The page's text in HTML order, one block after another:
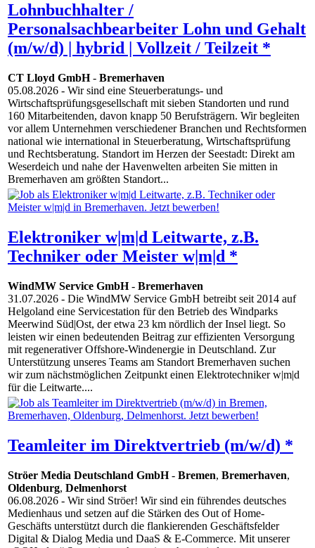
Lohnbuchhalter /
Personalsachbearbeiter Lohn und Gehalt
(m/w/d) | hybrid | Vollzeit / Teilzeit *
CT Lloyd GmbH- Bremerhaven
05.08.2026 - Wir sind eine Steuerberatungs- und
Wirtschaftsprüfungsgesellschaft mit sieben Standorten und rund
160 Mitarbeitenden, davon knapp 50 Berufsträgern. Wir begleiten
vor allem Unternehmen verschiedener Branchen und Rechtsformen
national wie international in Steuerberatung, Wirtschaftsprüfung
und Rechtsberatung. Standort im Herzen der Seestadt: Direkt am
Weserdeich und nahe der Havenwelten arbeiten Sie mitten in
Bremerhaven am größten Standort...
Elektroniker w|m|d Leitwarte, z.B.
Techniker oder Meister w|m|d *
WindMW Service GmbH- Bremerhaven
31.07.2026 - Die WindMW Service GmbH betreibt seit 2014 auf
Helgoland eine Servicestation für den Betrieb des Windparks
Meerwind Süd|Ost, der etwa 23 km nördlich der Insel liegt. So
leisten wir einen bedeutenden Beitrag zur effizienten Versorgung
mit regenerativer Offshore-Windenergie in Deutschland. Zur
Unterstützung unseres Teams am Standort Bremerhaven suchen
wir zum nächstmöglichen Zeitpunkt einen Elektrotechniker w|m|d
für die Leitwarte....
Teamleiter im Direktvertrieb (m/w/d) *
Ströer Media Deutschland GmbH- Bremen, Bremerhaven,
Oldenburg, Delmenhorst
06.08.2026 - Wir sind Ströer! Wir sind ein führendes deutsches
Medienhaus und setzen auf die Stärken des Out of Home-
Geschäfts unterstützt durch die flankierenden Geschäftsfelder
Digital & Dialog Media und DaaS & E-Commerce. Mit unserer